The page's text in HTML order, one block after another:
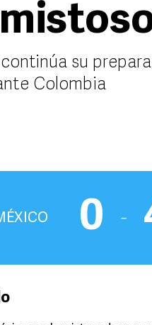
su
Colombia
0 ‒